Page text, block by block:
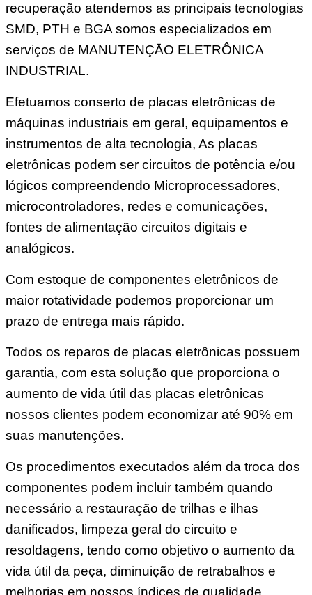
recuperação atendemos as principais tecnologias
SMD, PTH e BGA somos especializados em
serviços de MANUTENÇĀO ELETRÔNICA
INDUSTRIAL.
Efetuamos conserto de placas eletrônicas de
máquinas industriais em geral, equipamentos e
instrumentos de alta tecnologia, As placas
eletrônicas podem ser circuitos de potência e/ou
lógicos compreendendo Microprocessadores,
microcontroladores, redes e comunicações,
fontes de alimentação circuitos digitais e
analógicos.
Com estoque de componentes eletrônicos de
maior rotatividade podemos proporcionar um
prazo de entrega mais rápido.
Todos os reparos de placas eletrônicas possuem
garantia, com esta solução que proporciona o
aumento de vida útil das placas eletrônicas
nossos clientes podem economizar até 90% em
suas manutenções.
Os procedimentos executados além da troca dos
componentes podem incluir também quando
necessário a restauração de trilhas e ilhas
danificados, limpeza geral do circuito e
resoldagens, tendo como objetivo o aumento da
vida útil da peça, diminuição de retrabalhos e
melhorias em nossos índices de qualidade.